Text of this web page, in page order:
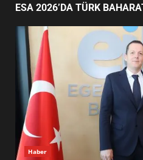
4
FİNALİNDE
5
BALIKESİR
UZATILDI:
ESA 2026’DA TÜRK
Haber